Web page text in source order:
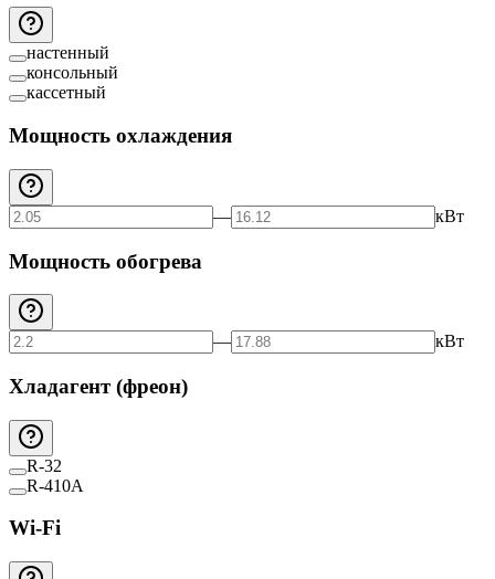
настенный
консольный
кассетный
Мощность охлаждения
— кВт
Мощность обогрева
— кВт
Хладагент (фреон)
R-32
R-410A
Wi-Fi